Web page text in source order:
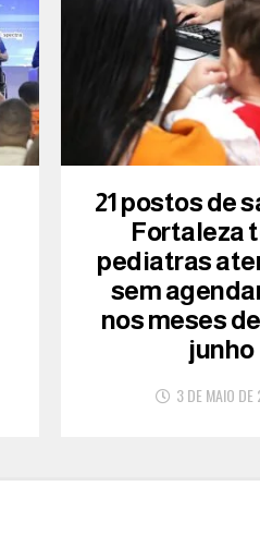
21 postos de
Fortaleza
pediatras
sem
nos meses
junho
3 DE MAIO